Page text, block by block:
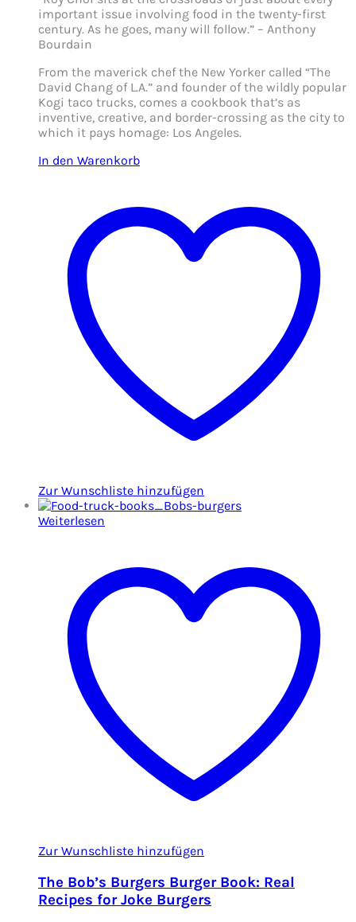
important issue involving food in the twenty-first
century. As he goes, many will follow.” – Anthony
Bourdain
From the maverick chef the New Yorker called “The
David Chang of L.A.” and founder of the wildly popular
Kogi taco trucks, comes a cookbook that’s as
inventive, creative, and border-crossing as the city to
which it pays homage: Los Angeles.
In den Warenkorb
Zur Wunschliste hinzufügen
Weiterlesen
Zur Wunschliste hinzufügen
The Bob’s Burgers Burger Book: Real
Recipes for Joke Burgers